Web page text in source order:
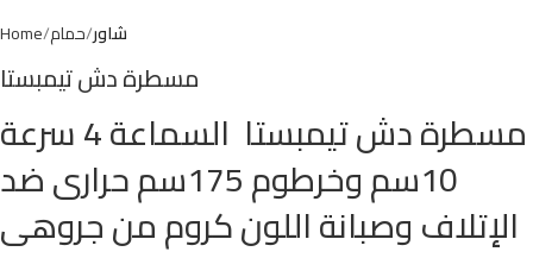
Home حمام شاور
مسطرة دش تيمبستا
مسطرة دش تيمبستا السماعة 4 سرعة
10سم وخرطوم 175سم حرارى ضد
الإتلاف وصبانة اللون كروم من جروهى